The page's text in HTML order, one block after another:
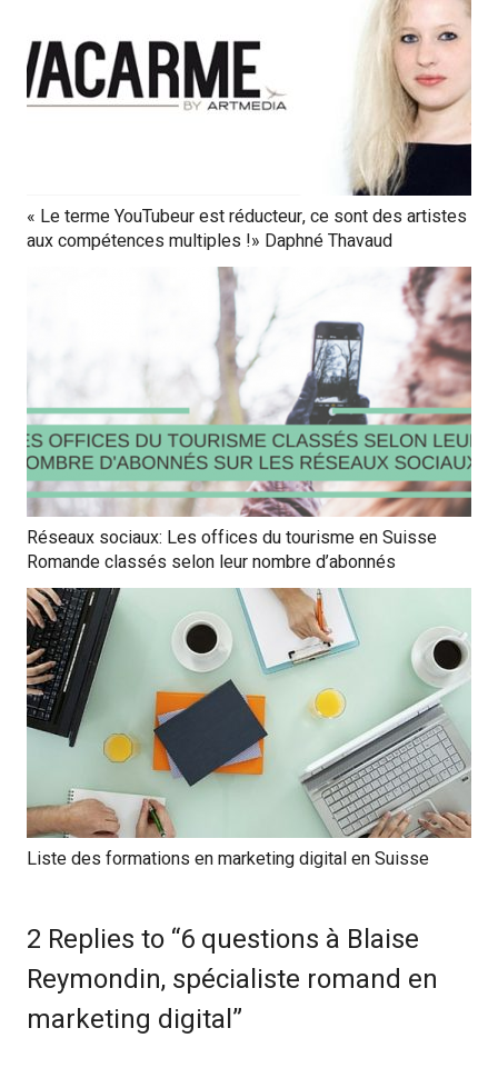
« Le terme YouTubeur est réducteur, ce sont des artistes
aux compétences multiples !» Daphné Thavaud
Réseaux sociaux: Les offices du tourisme en Suisse
Romande classés selon leur nombre d’abonnés
Liste des formations en marketing digital en Suisse
2 Replies to “6 questions à Blaise
Reymondin, spécialiste romand en
marketing digital”